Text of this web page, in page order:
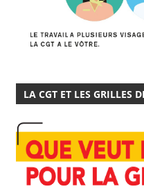
LA CGT ET LES GRILLES